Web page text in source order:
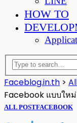
HOW TO
Faceblog.in.th >
Facebook แบบให
ALL POSTFACEBOOK